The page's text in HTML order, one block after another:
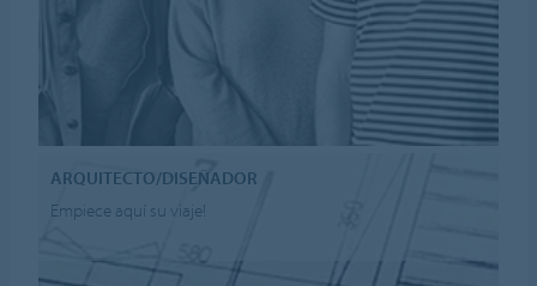
ARQUITECTO/DISEÑADOR
Empiece aquí su viaje!